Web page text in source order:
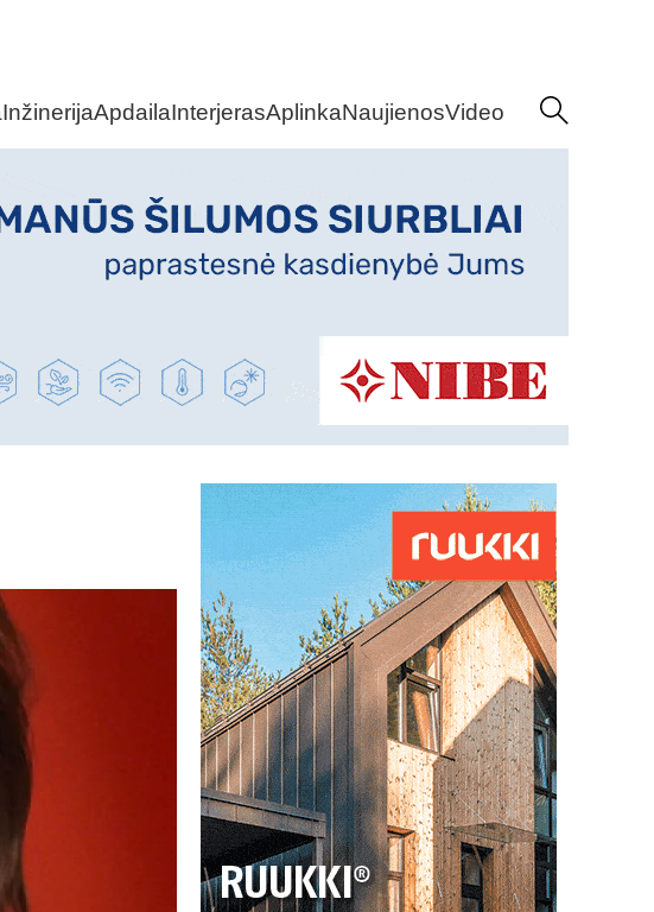
InžinerijaApdailaInterjerasAplinkaNaujienosVideo